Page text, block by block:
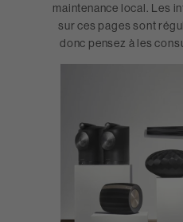
maintenance local. Les
sur ces pages sont
donc pensez à les